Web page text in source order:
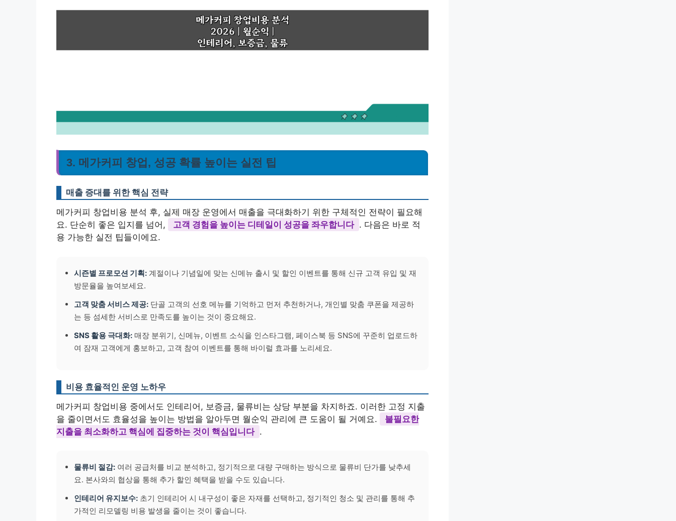
3. 메가커피 창업, 성공 확률 높이는 실전 팁
매출 증대를 위한 핵심 전략
메가커피 창업비용 분석 후, 실제 매장 운영에서 매출을 극대화하기 위한 구체적인 전략이 필요해
요. 단순히 좋은 입지를 넘어,
고객 경험을 높이는 디테일이 성공을 좌우합니다 . 다음은 바로 적
용 가능한 실전 팁들이에요.
시즌별 프로모션 기획: 계절이나 기념일에 맞는 신메뉴 출시 및 할인 이벤트를 통해 신규 고객 유입 및 재
방문율을 높여보세요.
고객 맞춤 서비스 제공: 단골 고객의 선호 메뉴를 기억하고 먼저 추천하거나, 개인별 맞춤 쿠폰을 제공하
는 등 섬세한 서비스로 만족도를 높이는 것이 중요해요.
SNS 활용 극대화: 매장 분위기, 신메뉴, 이벤트 소식을 인스타그램, 페이스북 등 SNS에 꾸준히 업로드하
여 잠재 고객에게 홍보하고, 고객 참여 이벤트를 통해 바이럴 효과를 노리세요.
비용 효율적인 운영 노하우
메가커피 창업비용 중에서도 인테리어, 보증금, 물류비는 상당 부분을 차지하죠. 이러한 고정 지출
을 줄이면서도 효율성을 높이는 방법을 알아두면 월순익 관리에 큰 도움이 될 거예요.
불필요한
지출을 최소화하고 핵심에 집중하는 것이 핵심입니다 .
물류비 절감: 여러 공급처를 비교 분석하고, 정기적으로 대량 구매하는 방식으로 물류비 단가를 낮추세
요. 본사와의 협상을 통해 추가 할인 혜택을 받을 수도 있습니다.
인테리어 유지보수: 초기 인테리어 시 내구성이 좋은 자재를 선택하고, 정기적인 청소 및 관리를 통해 추
가적인 리모델링 비용 발생을 줄이는 것이 좋습니다.